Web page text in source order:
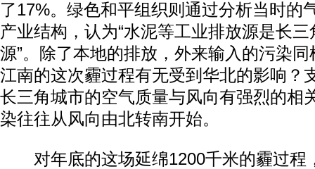
了17%。绿色和平组织则通过分析当时的
产业结构，认为“水泥等工业排放源是长
源”。除了本地的排放，外来输入的污染
江南的这次霾过程有无受到华北的影响？
长三角城市的空气质量与风向有强烈的相
染往往从风向由北转南开始。
对年底的这场延绵1200千米的霾过程